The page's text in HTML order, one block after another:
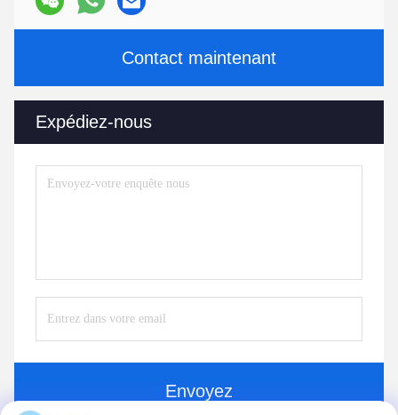
Contact maintenant
Expédiez-nous
Envoyez